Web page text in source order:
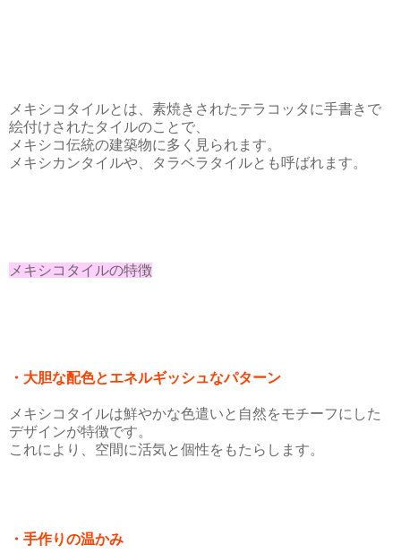
メキシコタイルとは、素焼きされたテラコッタに手書きで
絵付けされたタイルのことで、
メキシコ伝統の建築物に多く見られます。
メキシカンタイルや、タラベラタイルとも呼ばれます。
メキシコタイルの特徴
・大胆な配色とエネルギッシュなパターン
メキシコタイルは鮮やかな色遣いと自然をモチーフにした
デザインが特徴です。
これにより、空間に活気と個性をもたらします。
・手作りの温かみ